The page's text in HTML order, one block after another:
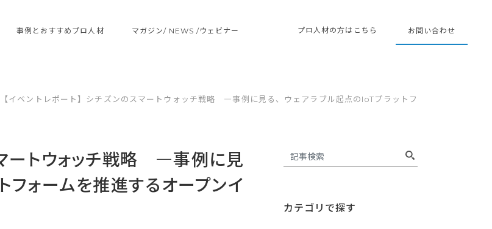
事例とおすすめプロ人材 マガジン/ NEWS /ウェビナー プロ人材の方はこちら お問い合わせ
【イベントレポート】シチズンのスマートウォッチ戦略 ―事例に見る、ウェアラブル起点のIoTプラットフ
マートウォッチ戦略 ―事例に見
フォームを推進するオープンイ
カテゴリで探す